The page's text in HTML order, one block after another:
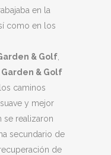
en la
como en los
& Golf
Garden & Golf
caminos
y mejor
se realizaron
secundario de
de